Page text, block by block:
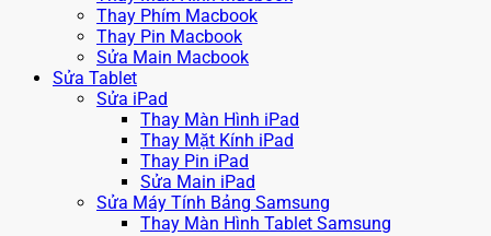
Thay Phím Macbook
Thay Pin Macbook
Sửa Main Macbook
Sửa Tablet
Sửa iPad
Thay Màn Hình iPad
Thay Mặt Kính iPad
Thay Pin iPad
Sửa Main iPad
Sửa Máy Tính Bảng Samsung
Thay Màn Hình Tablet Samsung